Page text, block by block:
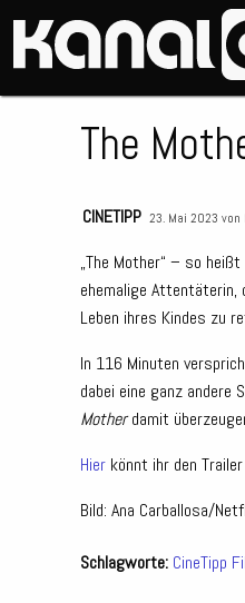
The
CINETIPP 23. Mai 2023 von
„The Mother“ – so
ehemalige
Leben ihres Kindes zu
In 116 Minuten
dabei eine ganz andere
Motherdamit
Hier könnt ihr den
Bild: Ana Carballosa/
Schlagworte: CineTipp